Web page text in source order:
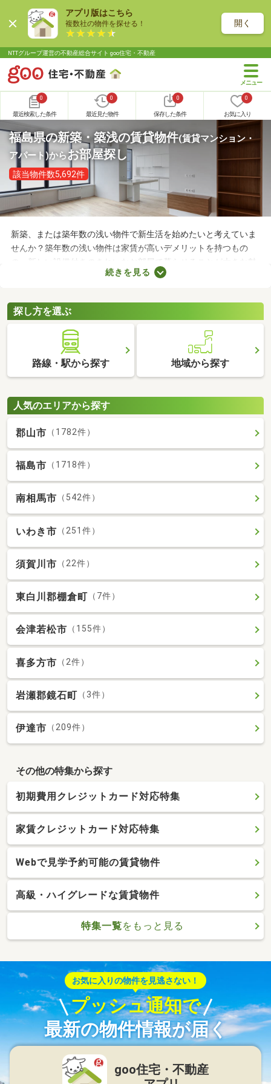
アプリ版はこちら
複数社の物件を探せる！ 開く
NTTグループ運営の不動産総合サイト goo住宅・不動産
0
最近検索した条件
0
最近見た物件
0
保存した条件
0
お気に入り
福島県の新築・築浅の賃貸物件(賃貸マンション・
アパート)からお部屋探し
該当物件数5,692件
新築、または築年数の浅い物件で新生活を始めたいと考えていま
せんか？築年数の浅い物件は家賃が高いデメリットを持つもの
の、新しい設備付きのきれいなお部屋で暮らせることが大きな魅
力。なかには家賃を抑えた物件もあるので、無理なく借りられる
なるお部屋を見つけてみてください。
続きを見る
探し方を選ぶ
路線・駅から探す 地域から探す
人気のエリアから探す
郡山市 （1782件）
福島市 （1718件）
南相馬市 （542件）
いわき市 （251件）
須賀川市 （22件）
東白川郡棚倉町 （7件）
会津若松市 （155件）
喜多方市 （2件）
岩瀬郡鏡石町 （3件）
伊達市 （209件）
その他の特集から探す
初期費用クレジットカード対応特集
家賃クレジットカード対応特集
Webで見学予約可能の賃貸物件
高級・ハイグレードな賃貸物件
特集一覧をもっと見る
お気に入りの物件を見逃さない！
プッシュ通知で
最新の物件情報が届く
goo住宅・不動産